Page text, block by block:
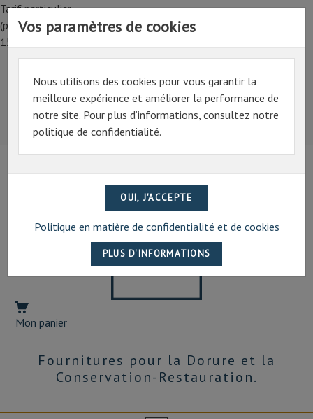
Tarif particulier,
(professionnel, connectez-vous pour bénéficier de la remise de
15%)
Tarif particulier,
(professionnel, connectez-vous pour bénéficier de la
remise de 15%)
07 69 94 13 47
Mon panier
Fournitures pour la Dorure et la
Conservation-Restauration.
Vos paramètres de cookies
Nous utilisons des cookies pour vous garantir la
meilleure expérience et améliorer la performance de
notre site. Pour plus d’informations, consultez notre
politique de confidentialité.
Politique en matière de confidentialité et de cookies